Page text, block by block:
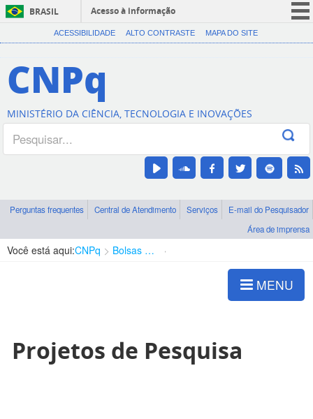
BRASIL
Acesso à informação
CORONAVÍRUS (COVID-19)
Canais
ACESSIBILIDADE ALTO CONTRASTE MAPA DO SITE
CNPq
MINISTÉRIO DA CIÊNCIA, TECNOLOGIA E INOVAÇÕES
Perguntas frequentes Central de Atendimento Serviços
E-mail do Pesquisador
Área de imprensa
Você está aqui:CNPq Bolsas e Auxílios Vigentes
MENU
Projetos de Pesquisa